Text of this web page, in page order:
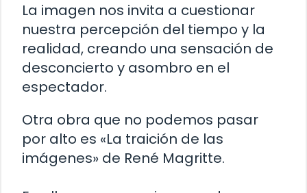
La imagen nos invita a cuestionar
nuestra percepción del tiempo y la
realidad, creando una sensación de
desconcierto y asombro en el
espectador.
Otra obra que no podemos pasar
por alto es «La traición de las
imágenes» de René Magritte.